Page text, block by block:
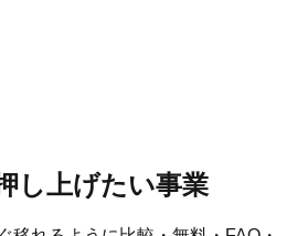
し上げたい事業